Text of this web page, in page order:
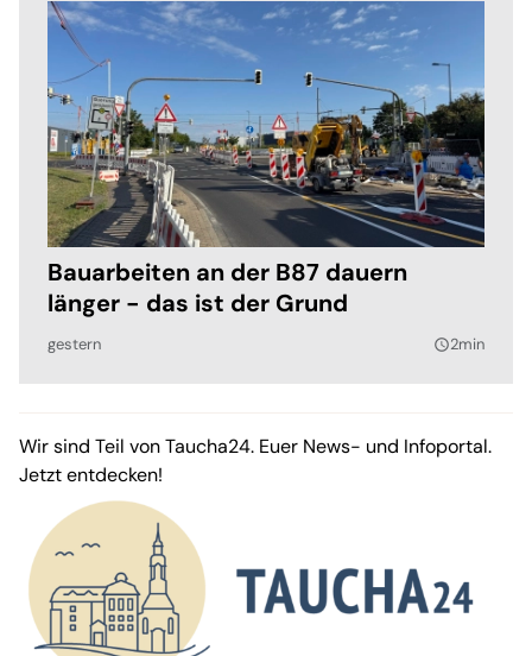
Bauarbeiten an der B87 dauern
länger - das ist der Grund
gestern query_builder2min
Wir sind Teil von Taucha24. Euer News- und Infoportal.
Jetzt entdecken!